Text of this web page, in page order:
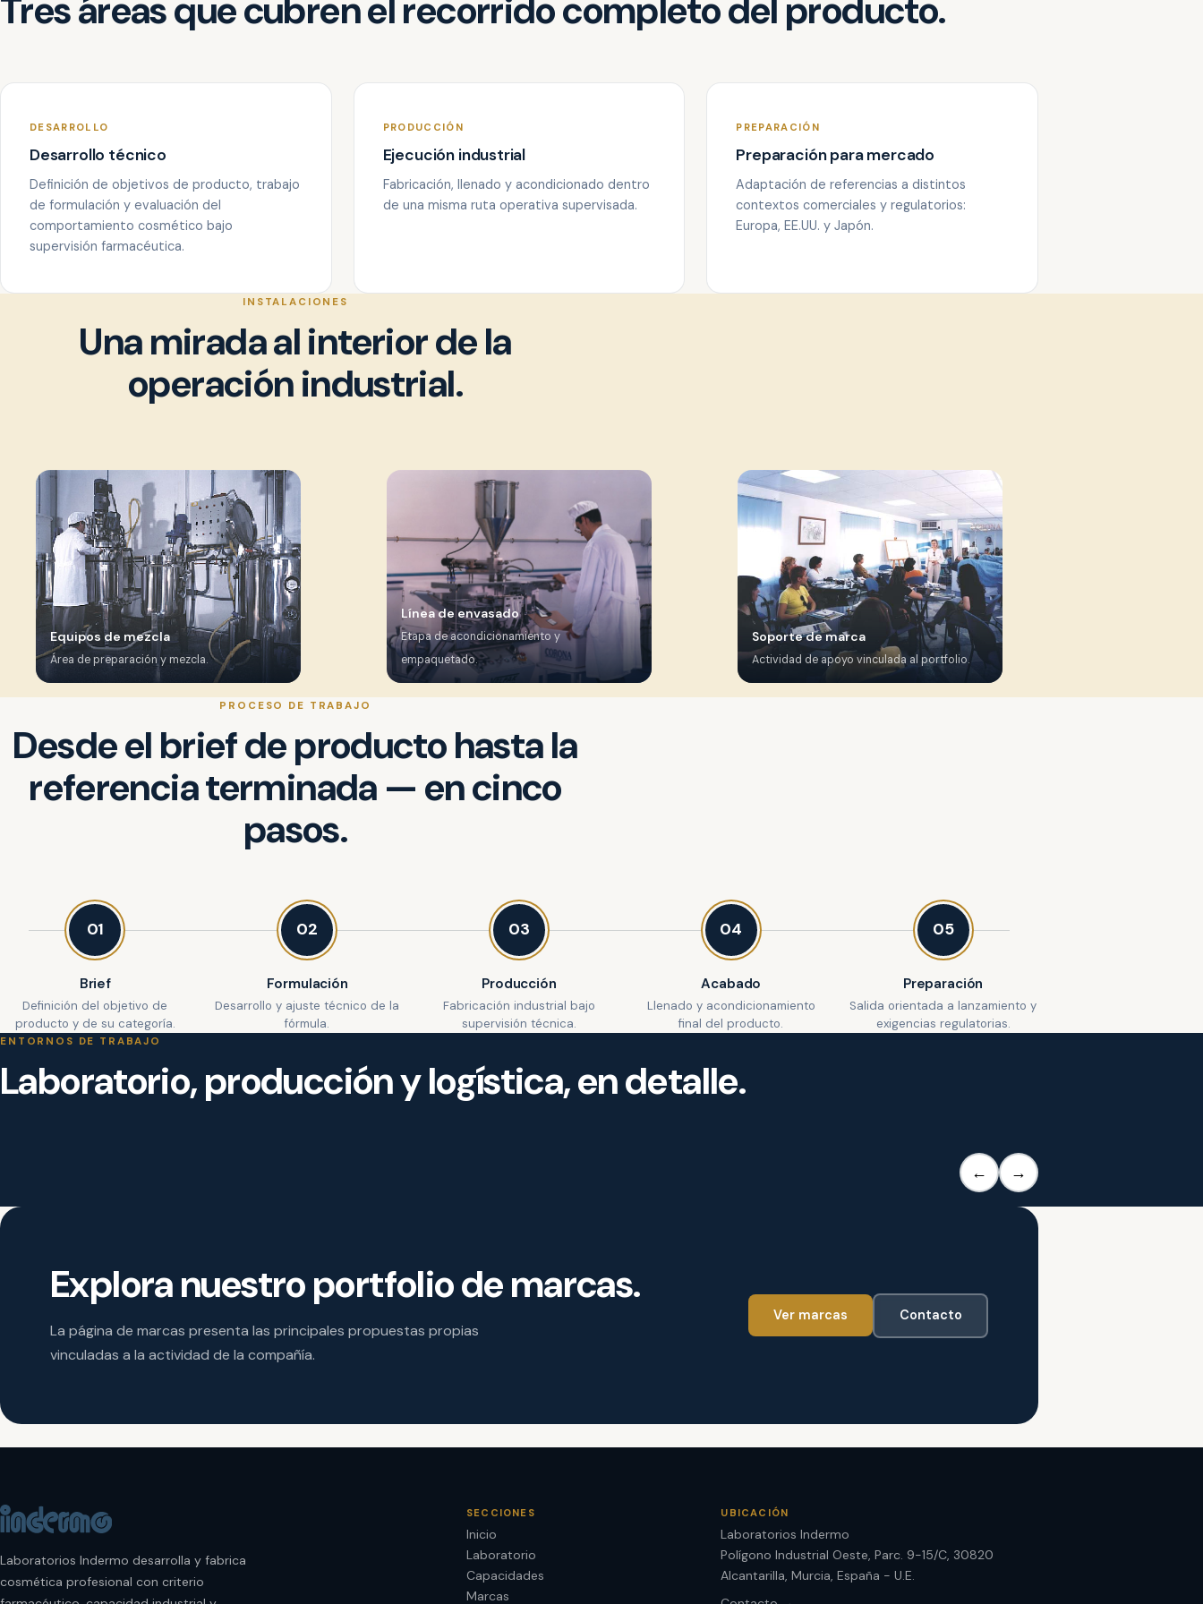
Tres áreas que cubren el recorrido completo del producto.
DESARROLLO
Desarrollo técnico
Definición de objetivos de producto, trabajo
de formulación y evaluación del
comportamiento cosmético bajo
supervisión farmacéutica.
PRODUCCIÓN
Ejecución industrial
Fabricación, llenado y acondicionado dentro
de una misma ruta operativa supervisada.
PREPARACIÓN
Preparación para mercado
Adaptación de referencias a distintos
contextos comerciales y regulatorios:
Europa, EE.UU. y Japón.
INSTALACIONES
Una mirada al interior de la
operación industrial.
Equipos de mezcla
Área de preparación y mezcla.
Línea de envasado
Etapa de acondicionamiento y
empaquetado.
Soporte de marca
Actividad de apoyo vinculada al portfolio.
PROCESO DE TRABAJO
Desde el brief de producto hasta la
referencia terminada — en cinco
pasos.
01
Brief
Definición del objetivo de
producto y de su categoría.
02
Formulación
Desarrollo y ajuste técnico de la
fórmula.
03
Producción
Fabricación industrial bajo
supervisión técnica.
04
Acabado
Llenado y acondicionamiento
final del producto.
05
Preparación
Salida orientada a lanzamiento y
exigencias regulatorias.
ENTORNOS DE TRABAJO
Laboratorio, producción y logística, en detalle.
← →
Laboratorio de control de calidad.
Revisión técnica y validación antes del paso a producción.
Explora nuestro portfolio de marcas.
La página de marcas presenta las principales propuestas propias
vinculadas a la actividad de la compañía.
Ver marcas Contacto
Laboratorios Indermo desarrolla y fabrica
cosmética profesional con criterio
SECCIONES
Inicio
Laboratorio
Capacidades
Marcas
UBICACIÓN
Laboratorios Indermo
Polígono Industrial Oeste, Parc. 9-15/C, 30820
Alcantarilla, Murcia, España - U.E.